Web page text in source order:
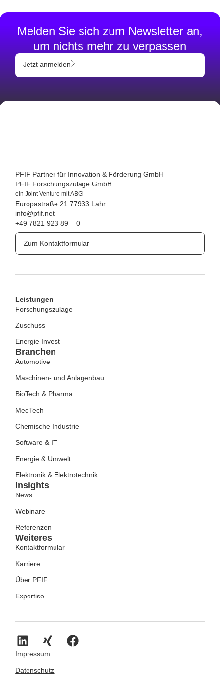
Melden Sie sich zum Newsletter an,
um nichts mehr zu verpassen
Jetzt anmelden
PFIF Partner für Innovation & Förderung GmbH
PFIF Forschungszulage GmbH
ein Joint Venture mit ABGi
Europastraße 2177933 Lahr
info@pfif.net
+49 7821 923 89 – 0
Zum Kontaktformular
Leistungen
Forschungszulage
Zuschuss
Energie Invest
Branchen
Automotive
Maschinen- und Anlagenbau
BioTech & Pharma
MedTech
Chemische Industrie
Software & IT
Energie & Umwelt
Elektronik & Elektrotechnik
Insights
News
Webinare
Referenzen
Weiteres
Kontaktformular
Karriere
Über PFIF
Expertise
Impressum
Datenschutz